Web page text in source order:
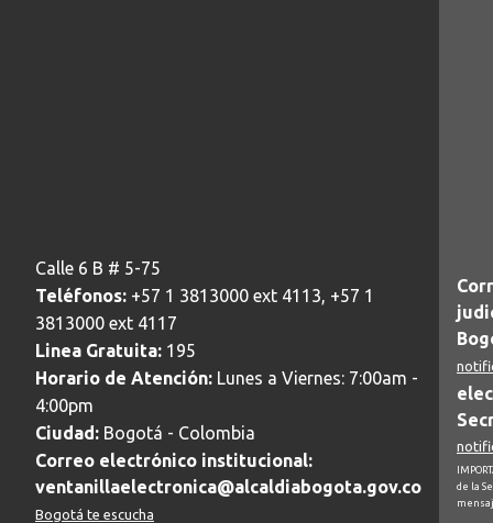
Calle 6 B # 5-75
Teléfonos: +57 1 3813000 ext 4113, +57 1
3813000 ext 4117
Linea Gratuita: 195
Horario de Atención: Lunes a Viernes: 7:00am -
4:00pm
Ciudad: Bogotá - Colombia
Correo electrónico institucional:
ventanillaelectronica@alcaldiabogota.gov.co
Bogotá te escucha
de la